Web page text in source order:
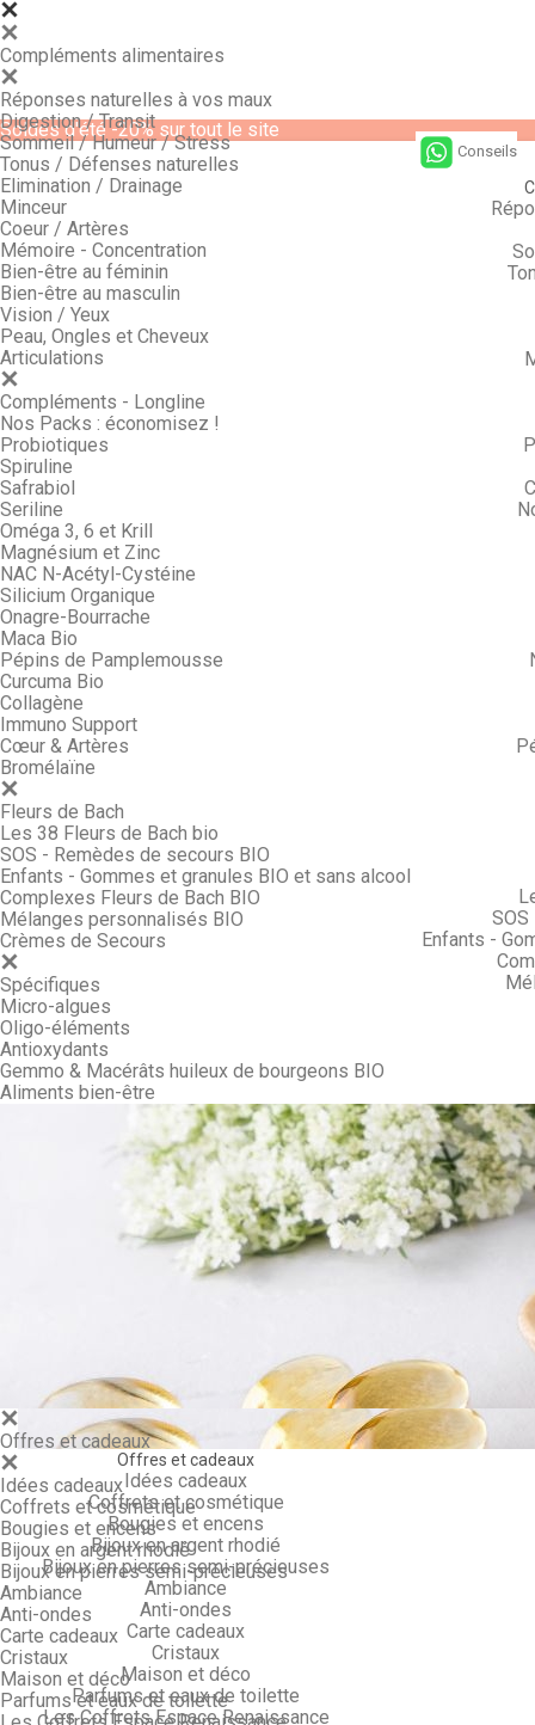
Soldes d'été -20% sur tout le site
Compléments alimentaires
Réponses naturelles à vos maux
Digestion / Transit
Sommeil / Humeur / Stress
Tonus / Défenses naturelles
Elimination / Drainage
Minceur
Coeur / Artères
Mémoire - Concentration
Bien-être au féminin
Bien-être au masculin
Vision / Yeux
Peau, Ongles et Cheveux
Articulations
Compléments - Longline
Nos Packs : économisez !
Probiotiques
Spiruline
Safrabiol
Seriline
Oméga 3, 6 et Krill
Magnésium et Zinc
NAC N-Acétyl-Cystéine
Silicium Organique
Onagre-Bourrache
Maca Bio
Pépins de Pamplemousse
Curcuma Bio
Collagène
Immuno Support
Cœur & Artères
Bromélaïne
Fleurs de Bach
Les 38 Fleurs de Bach bio
SOS - Remèdes de secours BIO
Enfants - Gommes et granules BIO et sans alcool
Complexes Fleurs de Bach BIO
Mélanges personnalisés BIO
Crèmes de Secours
Spécifiques
Micro-algues
Oligo-éléments
Antioxydants
Gemmo & Macérâts huileux de bourgeons BIO
Aliments bien-être
Offres et cadeaux
Idées cadeaux
Coffrets et cosmétique
Bougies et encens
Bijoux en argent rhodié
Bijoux en pierres semi-précieuses
Ambiance
Anti-ondes
Carte cadeaux
Cristaux
Maison et déco
Parfums et eaux de toilette
Enfants -
Gemmo &
Offres et cadeaux
Idées cadeaux
Coffrets et cosmétique
Bougies et encens
Bijoux en argent rhodié
Bijoux en pierres semi-précieuses
Ambiance
Anti-ondes
Carte cadeaux
Cristaux
Maison et déco
Parfums et eaux de toilette
Les Coffrets Espace Renaissance
Conseils